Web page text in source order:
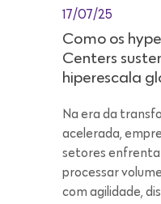
17/07/25
Como os
Centers
hiperescala
Na era da
acelerada,
setores
processar
com agilidade,